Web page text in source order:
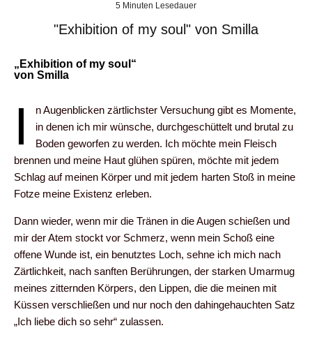
5 Minuten Lesedauer
"Exhibition of my soul" von Smilla
„Exhibition of my soul “
von Smilla
I
n Augenblicken zärtlichster Versuchung gibt es Momente,
in denen ich mir wünsche, durchgeschüttelt und brutal zu
Boden geworfen zu werden. Ich möchte mein Fleisch
brennen und meine Haut glühen spüren, möchte mit jedem
Schlag auf meinen Körper und mit jedem harten Stoß in meine
Fotze meine Existenz erleben.
Dann wieder, wenn mir die Tränen in die Augen schießen und
mir der Atem stockt vor Schmerz, wenn mein Schoß eine
offene Wunde ist, ein benutztes Loch, sehne ich mich nach
Zärtlichkeit, nach sanften Berührungen, der starken Umarmug
meines zitternden Körpers, den Lippen, die die meinen mit
Küssen verschließen und nur noch den dahingehauchten Satz
„Ich liebe dich so sehr“ zulassen.